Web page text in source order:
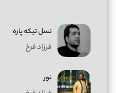
نسل تیکه پاره
فرزاد فرخ
نور